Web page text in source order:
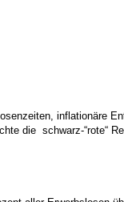
inflationäre
die schwarz-“rote“